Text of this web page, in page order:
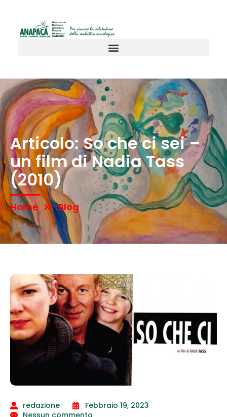
Articolo: So che ci sei –
un film di Nadia Tass
(2010)
Home Blog
redazione
Febbraio 19, 2023
Nessun commento